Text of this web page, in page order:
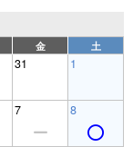
金 土
31 1
7 8